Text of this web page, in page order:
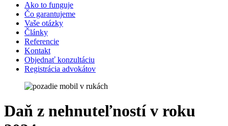
Ako to funguje
Čo garantujeme
Vaše otázky
Články
Referencie
Kontakt
Objednať konzultáciu
Registrácia advokátov
Daň z nehnuteľností v roku